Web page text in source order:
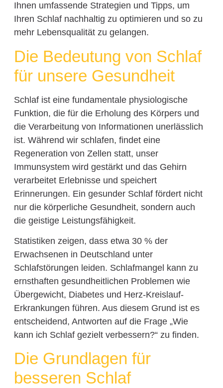
Ihnen umfassende Strategien und Tipps, um
Ihren Schlaf nachhaltig zu optimieren und so zu
mehr Lebensqualität zu gelangen.
Die Bedeutung von Schlaf
für unsere Gesundheit
Schlaf ist eine fundamentale physiologische
Funktion, die für die Erholung des Körpers und
die Verarbeitung von Informationen unerlässlich
ist. Während wir schlafen, findet eine
Regeneration von Zellen statt, unser
Immunsystem wird gestärkt und das Gehirn
verarbeitet Erlebnisse und speichert
Erinnerungen. Ein gesunder Schlaf fördert nicht
nur die körperliche Gesundheit, sondern auch
die geistige Leistungsfähigkeit.
Statistiken zeigen, dass etwa 30 % der
Erwachsenen in Deutschland unter
Schlafstörungen leiden. Schlafmangel kann zu
ernsthaften gesundheitlichen Problemen wie
Übergewicht, Diabetes und Herz-Kreislauf-
Erkrankungen führen. Aus diesem Grund ist es
entscheidend, Antworten auf die Frage „Wie
kann ich Schlaf gezielt verbessern?“ zu finden.
Die Grundlagen für
besseren Schlaf